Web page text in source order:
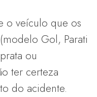
o veículo que os
Gol, Parati
ou
ter certeza
do acidente.